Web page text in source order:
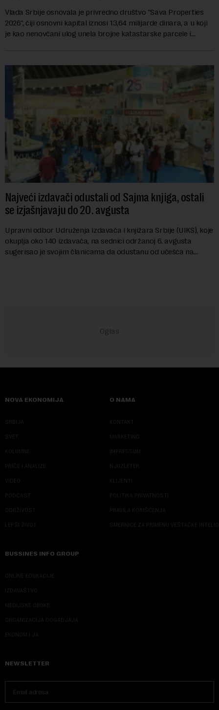
Vlada Srbije osnovala je privredno društvo "Sava Properties
2026", čiji osnovni kapital iznosi 13,64 milijarde dinara, a u koji
je kao nenovčani ulog unela brojne katastarske parcele i
Najveći izdavači odustali od Sajma knjiga, ostali
se izjašnjavaju do 20. avgusta
Upravni odbor Udruženja izdavača i knjižara Srbije (UIKS), koje
okuplja oko 140 izdavača, na sednici održanoj 6. avgusta
sugerisao je svojim članicama da odustanu od učešća na
NOVA EKONOMIJA
SRBIJA
SVET
KOLUMNE
PRIČE I ANALIZE
VIDEO
PODCAST
ODRŽIVOST
LEPŠI ŽIVOT
O NAMA
KONTAKT
MARKETING
IMPRESSUM
NJUZLETER
KLIJENTI
POLITIKA PRIVATNOSTI
PRAVILA KORIŠĆENJA
SMERNICE ZA PRIMENU VEŠTAČKE
BUSSINES INFO GROUP
ONLINE EDUKACIJE
IZDAVAŠTVO
MEDIJSKE OBUKE
ORGANIZACIJA DOGADJAJA
EKONOM I JA
NEWSLETTER